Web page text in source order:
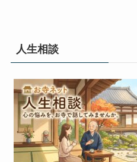
人生相談